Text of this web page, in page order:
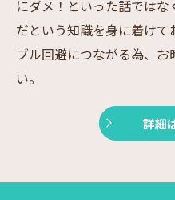
にダメ！といった話では
だという知識を身に着け
ブル回避につながる為、
い。
詳細